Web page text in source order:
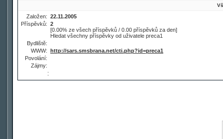
Založen: 22.11.2005
Příspěvků: 2
[0.00% ze všech příspěvků / 0.00 příspěvků za den]
Hledat všechny příspěvky od uživatele preca1
Bydliště:
WWW: http://sars.smsbrana.net/cti.php?id=preca1
Povolání:
Zájmy:
: